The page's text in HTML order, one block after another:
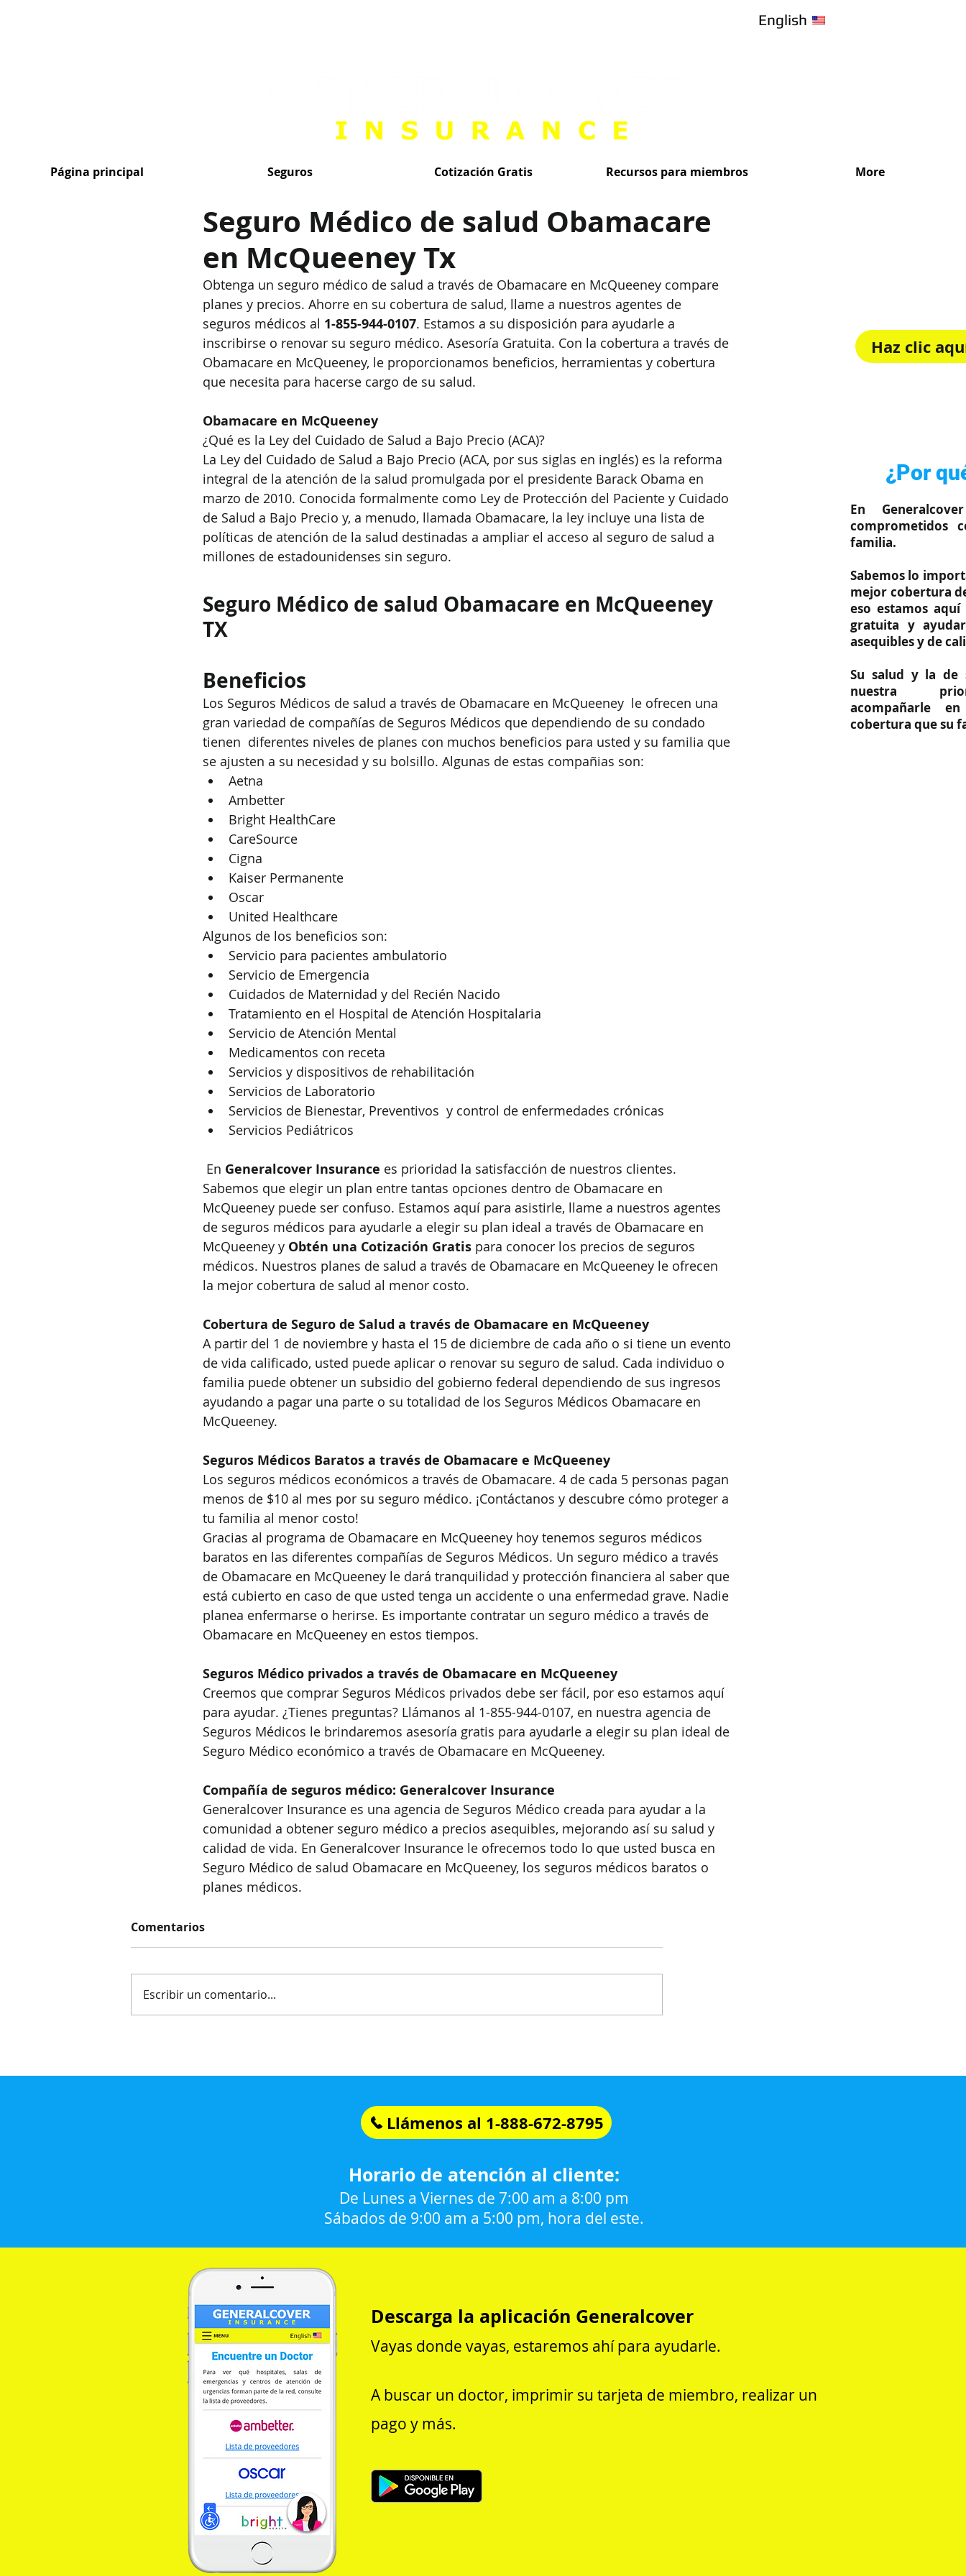
English
Página principal Seguros Cotización Gratis Recursos para miembros More
Seguro Médico de salud Obamacare
en McQueeney Tx
Obtenga un seguro médico de salud a través de Obamacare en McQueeney compare
planes y precios. Ahorre en su cobertura de salud, llame a nuestros agentes de
seguros médicos al 1-855-944-0107. Estamos a su disposición para ayudarle a
inscribirse o renovar su seguro médico. Asesoría Gratuita. Con la cobertura a través de
Obamacare en McQueeney, le proporcionamos beneficios, herramientas y cobertura
que necesita para hacerse cargo de su salud.
Obamacare en McQueeney
¿Qué es la Ley del Cuidado de Salud a Bajo Precio (ACA)?
La Ley del Cuidado de Salud a Bajo Precio (ACA, por sus siglas en inglés) es la reforma
integral de la atención de la salud promulgada por el presidente Barack Obama en
marzo de 2010. Conocida formalmente como Ley de Protección del Paciente y Cuidado
de Salud a Bajo Precio y, a menudo, llamada Obamacare, la ley incluye una lista de
políticas de atención de la salud destinadas a ampliar el acceso al seguro de salud a
millones de estadounidenses sin seguro.
Seguro Médico de salud Obamacare en McQueeney
TX
Beneficios
Los Seguros Médicos de salud a través de Obamacare en McQueeney  le ofrecen una
gran variedad de compañías de Seguros Médicos que dependiendo de su condado
tienen  diferentes niveles de planes con muchos beneficios para usted y su familia que
se ajusten a su necesidad y su bolsillo. Algunas de estas compañias son:
Aetna
Ambetter
Bright HealthCare
CareSource
Cigna
Kaiser Permanente
Oscar
United Healthcare
Algunos de los beneficios son:
Servicio para pacientes ambulatorio
Servicio de Emergencia
Cuidados de Maternidad y del Recién Nacido
Tratamiento en el Hospital de Atención Hospitalaria
Servicio de Atención Mental
Medicamentos con receta
Servicios y dispositivos de rehabilitación
Servicios de Laboratorio
Servicios de Bienestar, Preventivos  y control de enfermedades crónicas
Servicios Pediátricos
En Generalcover Insurance es prioridad la satisfacción de nuestros clientes.
Sabemos que elegir un plan entre tantas opciones dentro de Obamacare en
McQueeney puede ser confuso. Estamos aquí para asistirle, llame a nuestros agentes
de seguros médicos para ayudarle a elegir su plan ideal a través de Obamacare en
McQueeney y Obtén una Cotización Gratis para conocer los precios de seguros
médicos. Nuestros planes de salud a través de Obamacare en McQueeney le ofrecen
la mejor cobertura de salud al menor costo.
Cobertura de Seguro de Salud a través de Obamacare en McQueeney
A partir del 1 de noviembre y hasta el 15 de diciembre de cada año o si tiene un evento
de vida calificado, usted puede aplicar o renovar su seguro de salud. Cada individuo o
familia puede obtener un subsidio del gobierno federal dependiendo de sus ingresos
ayudando a pagar una parte o su totalidad de los Seguros Médicos Obamacare en
McQueeney.
Seguros Médicos Baratos a través de Obamacare e McQueeney
Los seguros médicos económicos a través de Obamacare. 4 de cada 5 personas pagan
menos de $10 al mes por su seguro médico. ¡Contáctanos y descubre cómo proteger a
tu familia al menor costo!
Gracias al programa de Obamacare en McQueeney hoy tenemos seguros médicos
baratos en las diferentes compañías de Seguros Médicos. Un seguro médico a través
de Obamacare en McQueeney le dará tranquilidad y protección financiera al saber que
está cubierto en caso de que usted tenga un accidente o una enfermedad grave. Nadie
planea enfermarse o herirse. Es importante contratar un seguro médico a través de
Obamacare en McQueeney en estos tiempos.
Seguros Médico privados a través de Obamacare en McQueeney
Creemos que comprar Seguros Médicos privados debe ser fácil, por eso estamos aquí
para ayudar. ¿Tienes preguntas? Llámanos al 1-855-944-0107, en nuestra agencia de
Seguros Médicos le brindaremos asesoría gratis para ayudarle a elegir su plan ideal de
Seguro Médico económico a través de Obamacare en McQueeney.
Compañía de seguros médico: Generalcover Insurance
Generalcover Insurance es una agencia de Seguros Médico creada para ayudar a la
comunidad a obtener seguro médico a precios asequibles, mejorando así su salud y
calidad de vida. En Generalcover Insurance le ofrecemos todo lo que usted busca en
Seguro Médico de salud Obamacare en McQueeney, los seguros médicos baratos o
planes médicos.
Comentarios
Escribir un comentario...
Haz clic
¿Por
En
comprometidos
familia.
Sabemos lo
mejor cobertura
eso estamos
gratuita y
asequibles y de
Su salud y la de
nuestra
acompañarle
cobertura que su
Llámenos al 1-888-672-8795
Horario de atención al cliente:
De Lunes a Viernes de 7:00 am a 8:00 pm
Sábados de 9:00 am a 5:00 pm, hora del este.
Descarga la aplicación Generalcover
Vayas donde vayas, estaremos ahí para ayudarle.
A buscar un doctor, imprimir su tarjeta de miembro, realizar un
pago y más.